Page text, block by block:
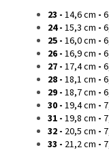
23 - 14,6 cm -
24 - 15,3 cm -
25 - 16,0 cm -
26 - 16,9 cm -
27 - 17,4 cm -
28 - 18,1 cm -
29 - 18,7 cm -
30 - 19,4 cm -
31 - 19,8 cm -
32 - 20,5 cm -
33 - 21,2 cm -